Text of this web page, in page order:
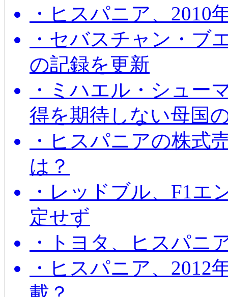
・ヒスパニア、2010
・セバスチャン・ブ
の記録を更新
・ミハエル・シュー
得を期待しない母国
・ヒスパニアの株式
は？
・レッドブル、F1エ
定せず
・トヨタ、ヒスパニ
・ヒスパニア、2012